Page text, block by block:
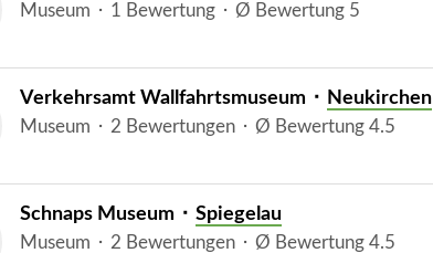
Museum ⬝ 1 Bewertung ⬝ Ø Bewertung 5
Verkehrsamt Wallfahrtsmuseum ⬝ Neukirchen
Museum ⬝ 2 Bewertungen ⬝ Ø Bewertung 4.5
Schnaps Museum ⬝ Spiegelau
Museum ⬝ 2 Bewertungen ⬝ Ø Bewertung 4.5